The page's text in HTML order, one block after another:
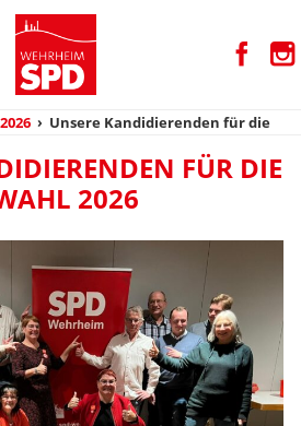
› Unsere Kandidierenden für die
FÜR DIE
2026